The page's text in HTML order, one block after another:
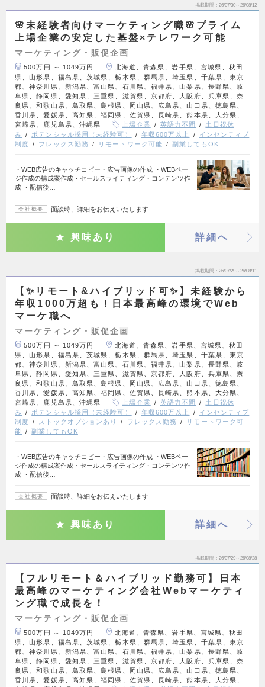
掲載期間 26/07/30～26/08/12
🌸未経験者向けマーケティング職🌸プライム
上場企業の安定した基盤×テレワーク可能
マーケティング・販促企画
500万円 ～ 1049万円
北海道、青森県、岩手県、宮城県、秋田
県、山形県、福島県、茨城県、栃木県、群馬県、埼玉県、千葉県、東京
都、神奈川県、新潟県、富山県、石川県、福井県、山梨県、長野県、岐
阜県、静岡県、愛知県、三重県、滋賀県、京都府、大阪府、兵庫県、奈
良県、和歌山県、鳥取県、島根県、岡山県、広島県、山口県、徳島県、
香川県、愛媛県、高知県、福岡県、佐賀県、長崎県、熊本県、大分県、
宮崎県、鹿児島県、沖縄県
上場企業 英語力不問
土日祝休
み
ポテンシャル採用（未経験可） 年収600万以上
インセンティブ
制度
フレックス勤務 リモートワーク可能 副業してもOK
・WEB広告のキャッチコピー・広告画像の作成 ・WEBペー
ジ作成の構成案作成・セールスライティング・コンテンツ作
成 ・配信後…
会社概要 面談時、詳細をお伝えいたします
興味あり 詳細へ
掲載期間 26/07/29～26/08/11
【✨リモート&ハイブリッド可✨】未経験から
年収1000万超も！日本最高峰の環境でWeb
マーケ職へ
マーケティング・販促企画
500万円 ～ 1049万円
北海道、青森県、岩手県、宮城県、秋田
県、山形県、福島県、茨城県、栃木県、群馬県、埼玉県、千葉県、東京
都、神奈川県、新潟県、富山県、石川県、福井県、山梨県、長野県、岐
阜県、静岡県、愛知県、三重県、滋賀県、京都府、大阪府、兵庫県、奈
良県、和歌山県、鳥取県、島根県、岡山県、広島県、山口県、徳島県、
香川県、愛媛県、高知県、福岡県、佐賀県、長崎県、熊本県、大分県、
宮崎県、鹿児島県、沖縄県
上場企業 英語力不問
土日祝休
み
ポテンシャル採用（未経験可） 年収600万以上
インセンティブ
制度
ストックオプションあり フレックス勤務
リモートワーク可
能
副業してもOK
・WEB広告のキャッチコピー・広告画像の作成 ・WEBペー
ジ作成の構成案作成・セールスライティング・コンテンツ作
成 ・配信後…
会社概要 面談時、詳細をお伝えいたします
興味あり 詳細へ
掲載期間 26/07/29～26/08/28
【フルリモート＆ハイブリッド勤務可】日本
最高峰のマーケティング会社Webマーケティ
ング職で成長を！
マーケティング・販促企画
500万円 ～ 1049万円
北海道、青森県、岩手県、宮城県、秋田
県、山形県、福島県、茨城県、栃木県、群馬県、埼玉県、千葉県、東京
都、神奈川県、新潟県、富山県、石川県、福井県、山梨県、長野県、岐
阜県、静岡県、愛知県、三重県、滋賀県、京都府、大阪府、兵庫県、奈
良県、和歌山県、鳥取県、島根県、岡山県、広島県、山口県、徳島県、
香川県、愛媛県、高知県、福岡県、佐賀県、長崎県、熊本県、大分県、